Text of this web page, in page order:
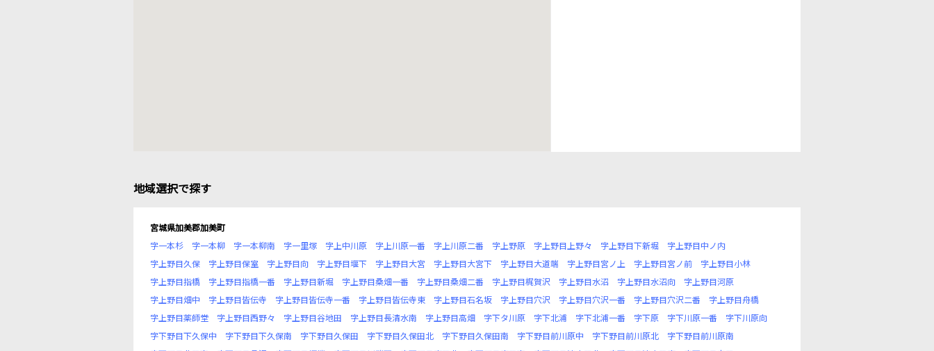
地域選択で探す
宮城県加美郡加美町
字一本杉
字一本柳 字一本柳南 字一里塚 字上中川原 字上川原一番 字上川原二番 字上野原 字上野目上野々 字上野目下新堀
字上野目中ノ内
字上野目久保
字上野目保室 字上野目向 字上野目堰下 字上野目大宮 字上野目大宮下 字上野目大道端 字上野目宮ノ上 字上野目宮ノ前
字上野目小林
字上野目指橋
字上野目指橋一番 字上野目新堀 字上野目桑畑一番 字上野目桑畑二番 字上野目梶賀沢 字上野目水沼 字上野目水沼向
字上野目河原
字上野目畑中
字上野目皆伝寺 字上野目皆伝寺一番 字上野目皆伝寺東 字上野目石名坂 字上野目穴沢 字上野目穴沢一番 字上野目穴沢二番
字上野目舟橋
字上野目薬師堂
字上野目西野々 字上野目谷地田 字上野目長清水南 字上野目高畑 字下タ川原 字下北浦 字下北浦一番 字下原 字下川原一番
字下川原向
字下野目下久保中
字下野目下久保南 字下野目久保田 字下野目久保田北 字下野目久保田南 字下野目前川原中 字下野目前川原北
字下野目前川原南